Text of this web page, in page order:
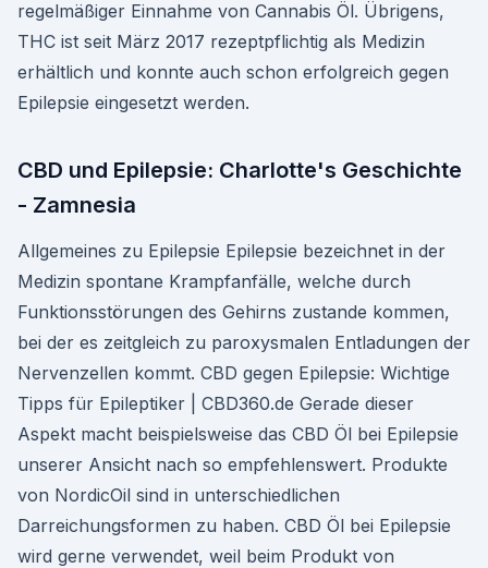
regelmäßiger Einnahme von Cannabis Öl. Übrigens,
THC ist seit März 2017 rezeptpflichtig als Medizin
erhältlich und konnte auch schon erfolgreich gegen
Epilepsie eingesetzt werden.
CBD und Epilepsie: Charlotte's Geschichte
- Zamnesia
Allgemeines zu Epilepsie Epilepsie bezeichnet in der
Medizin spontane Krampfanfälle, welche durch
Funktionsstörungen des Gehirns zustande kommen,
bei der es zeitgleich zu paroxysmalen Entladungen der
Nervenzellen kommt. CBD gegen Epilepsie: Wichtige
Tipps für Epileptiker | CBD360.de Gerade dieser
Aspekt macht beispielsweise das CBD Öl bei Epilepsie
unserer Ansicht nach so empfehlenswert. Produkte
von NordicOil sind in unterschiedlichen
Darreichungsformen zu haben. CBD Öl bei Epilepsie
wird gerne verwendet, weil beim Produkt von